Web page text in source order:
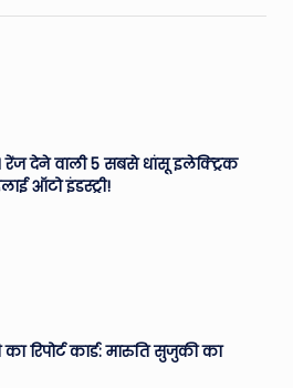
देने वाली 5 सबसे धांसू इलेक्ट्रिक
ऑटो इंडस्ट्री!
रिपोर्ट कार्ड: मारुति सुजुकी का